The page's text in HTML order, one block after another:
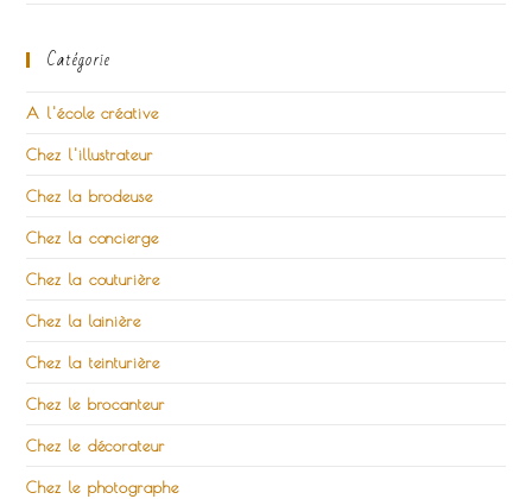
Catégorie
A l'école créative
Chez l'illustrateur
Chez la brodeuse
Chez la concierge
Chez la couturière
Chez la lainière
Chez la teinturière
Chez le brocanteur
Chez le décorateur
Chez le photographe